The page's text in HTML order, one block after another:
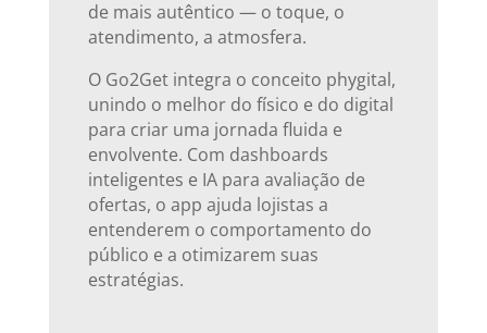
de mais autêntico — o toque, o
atendimento, a atmosfera.
O Go2Get integra o conceito phygital,
unindo o melhor do físico e do digital
para criar uma jornada fluida e
envolvente. Com dashboards
inteligentes e IA para avaliação de
ofertas, o app ajuda lojistas a
entenderem o comportamento do
público e a otimizarem suas
estratégias.